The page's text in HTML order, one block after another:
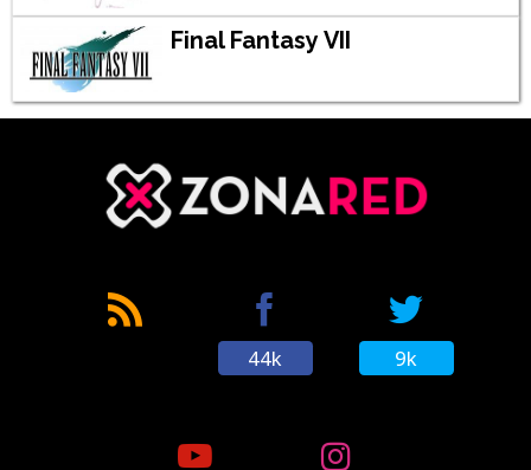
Final Fantasy VII
44k 9k